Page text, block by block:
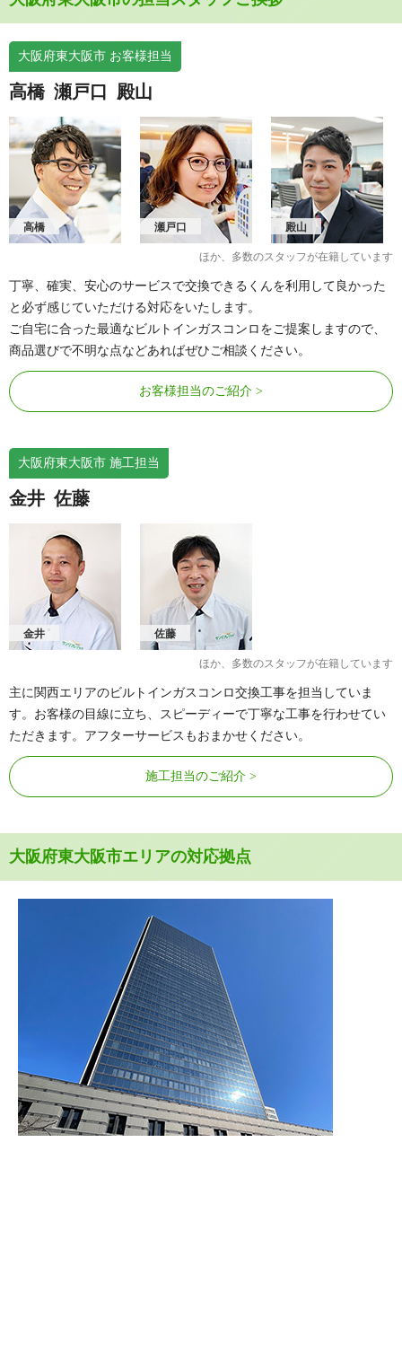
大阪府東大阪市 お客様担当
高橋 瀬戸口 殿山
高橋 瀬戸口 殿山
ほか、多数のスタッフが在籍しています
丁寧、確実、安心のサービスで交換できるくんを利用して良かった
と必ず感じていただける対応をいたします。
ご自宅に合った最適なビルトインガスコンロをご提案しますので、
商品選びで不明な点などあればぜひご相談ください。
お客様担当のご紹介
大阪府東大阪市 施工担当
金井 佐藤
金井 佐藤
ほか、多数のスタッフが在籍しています
主に関西エリアのビルトインガスコンロ交換工事を担当していま
す。お客様の目線に立ち、スピーディーで丁寧な工事を行わせてい
ただきます。アフターサービスもおまかせください。
施工担当のご紹介
大阪府東大阪市エリアの対応拠点